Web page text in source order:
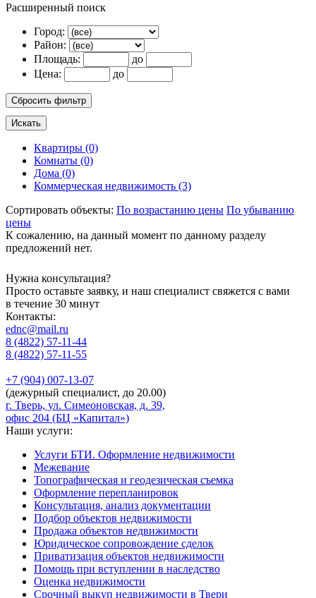
Расширенный поиск
Город:
Район:
Площадь:
до
Цена:
до
Квартиры (0)
Комнаты (0)
Дома (0)
Коммерческая недвижимость (3)
Сортировать объекты: По возрастанию цены По убыванию
цены
К сожалению, на данный момент по данному разделу
предложений нет.
Нужна консультация?
Просто оставьте заявку, и наш специалист свяжется с вами
в течение 30 минут
Контакты:
ednc@mail.ru
8 (4822) 57-11-44
8 (4822) 57-11-55
+7 (904) 007-13-07
(дежурный специалист, до 20.00)
г. Тверь, ул. Симеоновская, д. 39,
офис 204 (БЦ «Капитал»)
Наши услуги:
Услуги БТИ. Оформление недвижимости
Межевание
Топографическая и геодезическая съемка
Оформление перепланировок
Консультация, анализ документации
Подбор объектов недвижимости
Продажа объектов недвижимости
Юридическое сопровождение сделок
Приватизация объектов недвижимости
Помощь при вступлении в наследство
Оценка недвижимости
Срочный выкуп недвижимости в Твери